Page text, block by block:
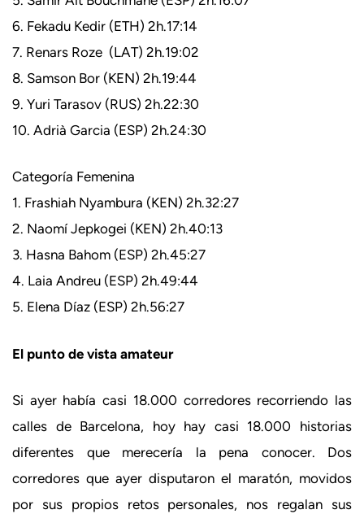
6. Fekadu Kedir (ETH) 2h.17:14
7. Renars Roze (LAT) 2h.19:02
8. Samson Bor (KEN) 2h.19:44
9. Yuri Tarasov (RUS) 2h.22:30
10. Adrià Garcia (ESP) 2h.24:30
Categoría Femenina
1. Frashiah Nyambura (KEN) 2h.32:27
2. Naomí Jepkogei (KEN) 2h.40:13
3. Hasna Bahom (ESP) 2h.45:27
4. Laia Andreu (ESP) 2h.49:44
5. Elena Díaz (ESP) 2h.56:27
El punto de vista amateur
Si ayer había casi 18.000 corredores recorriendo las
calles de Barcelona, hoy hay casi 18.000 historias
diferentes que merecería la pena conocer. Dos
corredores que ayer disputaron el maratón, movidos
por sus propios retos personales, nos regalan sus